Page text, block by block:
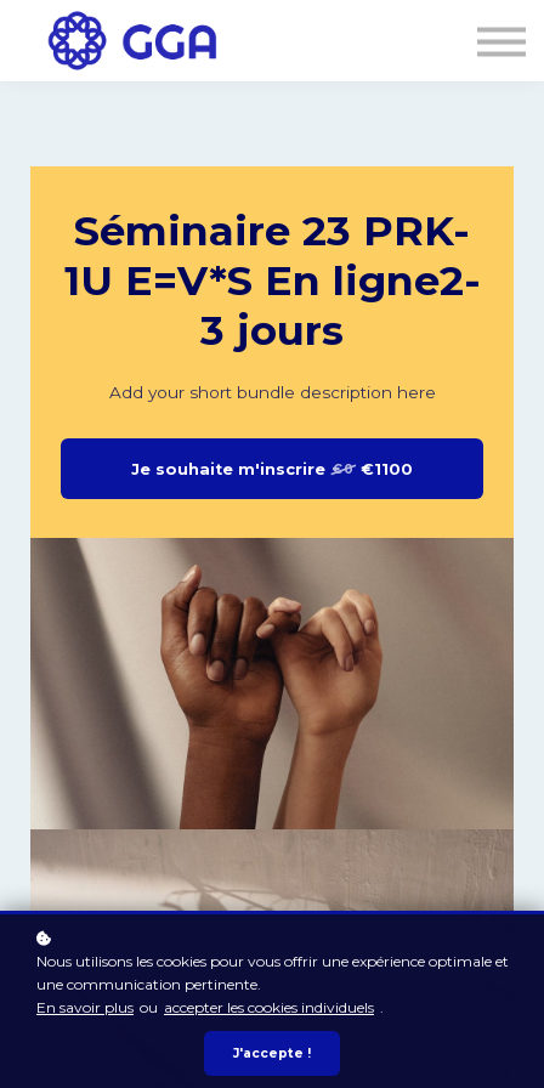
AGENDA
Séminaire 23 PRK-
1U E=V*S En ligne2-
3 jours
Add your short bundle description here
Je souhaite m'inscrire €0 €1100
Nous utilisons les cookies pour vous offrir une expérience optimale et
une communication pertinente.
En savoir plus ou accepter les cookies individuels .
J'accepte !